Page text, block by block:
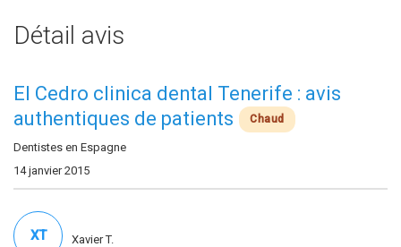
Détail avis
El Cedro clinica dental Tenerife : avis
authentiques de patients
Chaud
Dentistes en Espagne
14 janvier 2015
XT Xavier T.